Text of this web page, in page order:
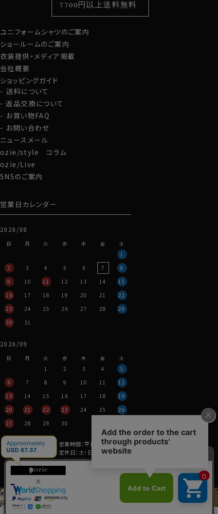
寒い時はウールの繊維内に乾いた空気を含み断熱効果
を高める特性があります。
衣服内を暖かく保ちながら寒い環境から体を守ってくれ
ます。
このようにウールは冬暖かく、夏涼しく過ごすことができ
る温度調節機能が備わっています。
・着心地抜群～通年着用可能
ウールというと重い印象がありますが、REDA
60701sTIVEは軽いです。
ソフトでシャツ生地とは異なるドレープ感がありながら、
120’sのメリノウールを使って80番手双糸の生地に仕上
げています。
通気性がよく、肌触りはさらっとしています。
ドに近いです。
60701s
温かさに特化した秋冬向きウールとは一線を画し、通年
※お勧めは春秋冬の3シーズンです。
また、ウールは素肌で着用するとチクチク感を感じます
が、REDA60701sTIVE TROPICALはほぼ気にならない
レベルです。
（敏感肌の方は下着着用をお勧めします。）
・ナチュラルストレッチ
ジャージー素材のREDA
ませんが、REDA60701s
TIVE TOROPICALにも横方向
にナチュラルなストレッチ性があります。
美しいドレープが出るソフト感とナチュラルなストレッチ
性がある生地特性を考え、ozieで一番細いスリムフィッ
トで生産しました。
・高品質かつ機能的、環境にやさしい
ウールは天然繊維なので最終的に土に還ります。
生分解性があり、それでいて機能的。
REDAのニュージーランドの自社牧場で羊の健康に配慮
されたニュージーランドメリノウールを使用・進化させた
60701s
シャツ生地と比較すると安価とは言えませんが、高品質
かつ機能的、さらにエコでサスティナブルな素材です。
裄丈加工＆イニシャル刺繍
は
先にお選びください
この商品を
カートに入れる
定番シャツ
ストール・マフラー
グローブ
ユニフォームシャツのご案内
ショールームのご案内
衣装提供・メディア掲載
会社概要
ショッピングガイド
送料について
返品交換について
お買い物FAQ
お問い合わせ
ニュースメール
ozie/style コラム
ozie/Live
SNSのご案内
営業日カレンダー
2026/08
日 月 火 水 木 金
土
1
2
3 4 5 6 7
8
9
10 11 12 13 14
15
16
17 18 19 20 21
22
23
24 25 26 27 28
29
30
31
2026/09
日 月 火 水 木 金
土
1
2 3 4
5
6
7 8 9 10 11
12
13
14 15 16 17 18
19
20
21 22 23 24 25
26
27
28 29 30
7700円以上送料無料
営業時間：平日11時～17時
定休日：土・日・祝
※年末年始つきましては、
特定商取引法に関する表記 プライバシーポリシー